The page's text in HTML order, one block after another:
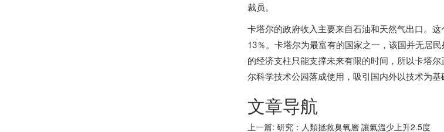
裁员。
卡塔尔的政府收入主要来自石油和天然气出口。
13％。卡塔尔为最富有的国家之一，该国并无居
的经济支柱只能支撑未来有限的时间，所以卡塔
尔科学技术公园落成使用，吸引国内外以技术为基
文章导航
上一篇: 研究：人類拯救臭氧層 讓氣溫少上升2.5度